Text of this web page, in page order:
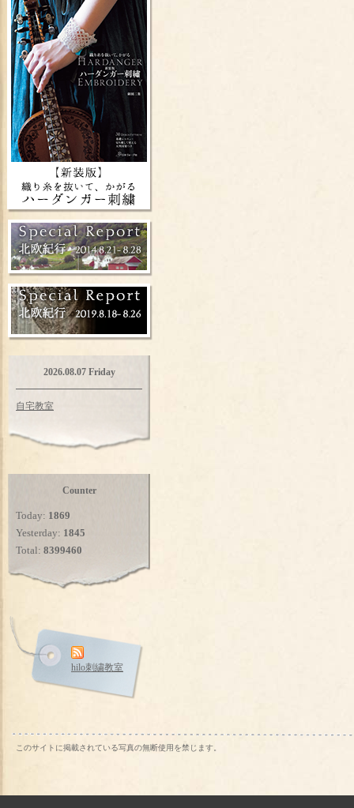
2026.08.07 Friday
自宅教室
Counter
Today: 1869
Yesterday: 1845
Total: 8399460
hilo刺繍教室
このサイトに掲載されている写真の無断使用を禁じます。